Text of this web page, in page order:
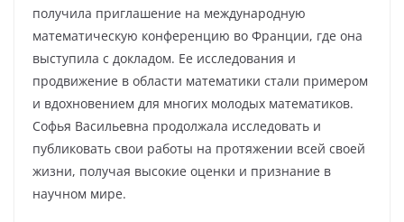
получила приглашение на международную
математическую конференцию во Франции, где она
выступила с докладом. Ее исследования и
продвижение в области математики стали примером
и вдохновением для многих молодых математиков.
Софья Васильевна продолжала исследовать и
публиковать свои работы на протяжении всей своей
жизни, получая высокие оценки и признание в
научном мире.